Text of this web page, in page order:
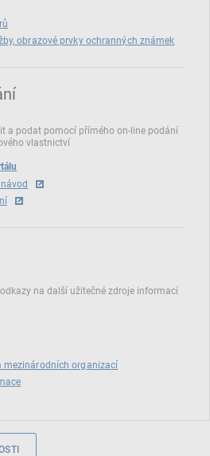
obrazové prvky ochranných známek
a podat pomocí přímého on‑line podání
vlastnictví
na další užitečné zdroje informací
mezinárodních organizací